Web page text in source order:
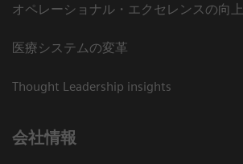
オペレーショナル・エクセレンスの向上
医療システムの変革
Thought Leadership insights
会社情報